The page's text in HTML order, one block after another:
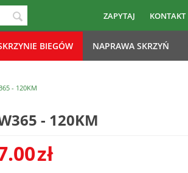
ZAPYTAJ KONTAKT
BIEGÓW NAPRAWA SKRZYŃ
- 120KM
- 120KM
zł